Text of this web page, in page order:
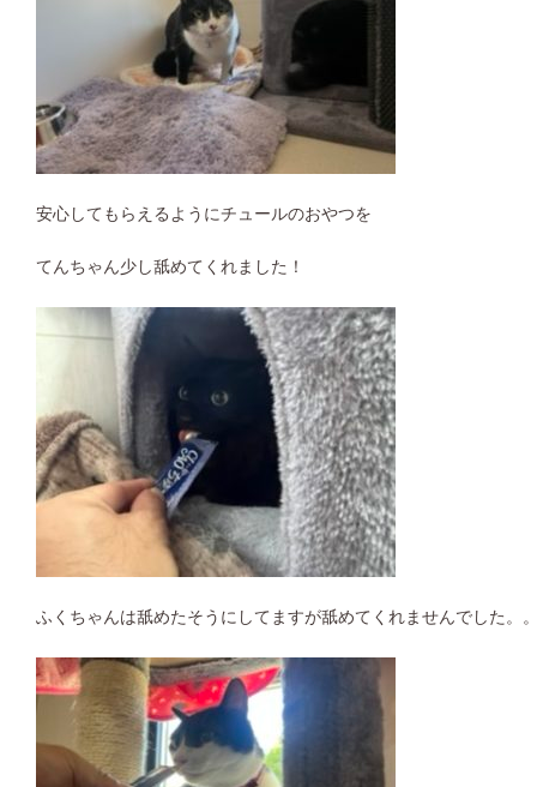
安心してもらえるようにチュールのおやつを
てんちゃん少し舐めてくれました！
ふくちゃんは舐めたそうにしてますが舐めてくれませんでした。